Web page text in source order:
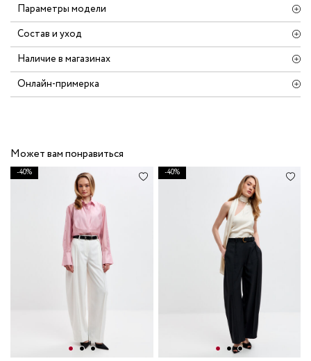
Параметры модели
Состав и уход
Наличие в магазинах
Онлайн-примерка
Может вам понравиться
-40% -40%